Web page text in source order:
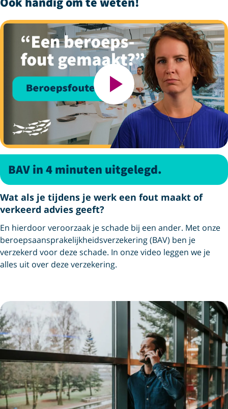
BAV in 4 minuten uitgelegd.
Wat als je tijdens je werk een fout maakt of
verkeerd advies geeft?
En hierdoor veroorzaak je schade bij een ander. Met onze
beroeps­aansprakelijkheids­verzekering (BAV) ben je
verzekerd voor deze schade. In onze video leggen we je
alles uit over deze verzekering.